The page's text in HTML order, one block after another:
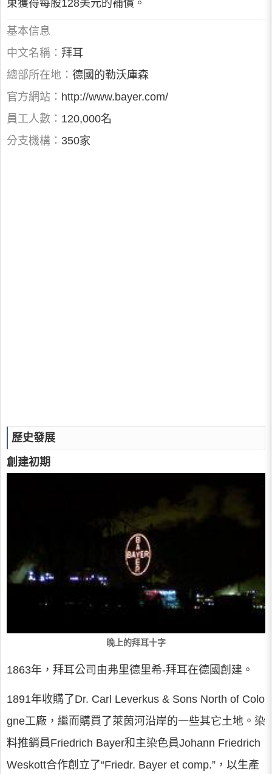
東獲得每股128美元的補償。
基本信息
中文名稱： 拜耳
總部所在地： 德國的勒沃庫森
官方網站： http://www.bayer.com/
員工人數： 120,000名
分支機構： 350家
歷史發展
創建初期
晚上的拜耳十字
1863年，拜耳公司由弗里德里希-拜耳在德國創建。
1891年收購了Dr. Carl Leverkus & Sons North of Colo
gne工廠，繼而購買了萊茵河沿岸的一些其它土地。染
料推銷員Friedrich Bayer和主染色員Johann Friedrich
Weskott合作創立了“Friedr. Bayer et comp.”，以生產